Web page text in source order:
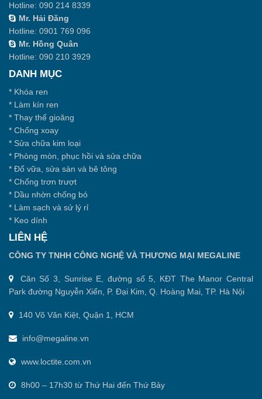
Hotline: 090 214 8339
Mr. Hải Đăng
Hotline: 0901 769 096
Mr. Hồng Quân
Hotline: 090 210 3929
DANH MỤC
* Khóa ren
* Làm kín ren
* Thay thế gioăng
* Chống xoay
* Sửa chữa kim loại
* Phòng mòn, phục hồi và sửa chữa
* Đổ vữa, sửa sàn và bê tông
* Chống trơn trượt
* Dầu nhờn chống bó
* Làm sạch và sử lý rỉ
* Keo dính
LIÊN HỆ
CÔNG TY TNHH CÔNG NGHỆ VÀ THƯƠNG MẠI MEGALINE
Căn Số 3, Sunrise E, đường số 5, KĐT The Manor Central
Park đường Nguyễn Xiển, P. Đại Kim, Q. Hoàng Mai, TP. Hà Nội
140 Võ Văn Kiệt, Quận 1, HCM
info@megaline.vn
www.loctite.com.vn
8h00 – 17h30 từ Thứ Hai đến Thứ Bảy